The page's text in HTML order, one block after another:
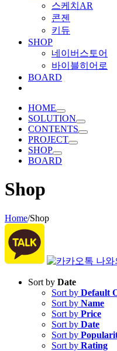
스케치AR
콘젠
키듀
SHOP
네이버스토어
바이블히어로
BOARD
HOME
SOLUTION
CONTENTS
PROJECT
SHOP
BOARD
Shop
Home/Shop
Sort by Date
Sort by Default
Sort by Name
Sort by Price
Sort by Date
Sort by
Sort by Rating